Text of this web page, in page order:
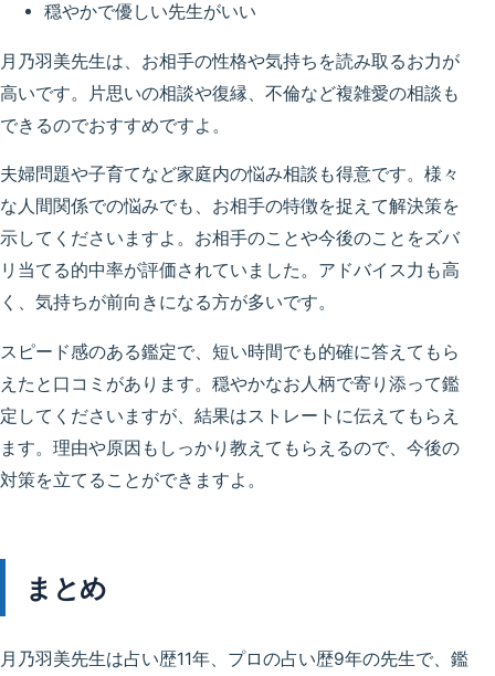
穏やかで優しい先生がいい
月乃羽美先生は、お相手の性格や気持ちを読み取るお力が
高いです。片思いの相談や復縁、不倫など複雑愛の相談も
できるのでおすすめですよ。
夫婦問題や子育てなど家庭内の悩み相談も得意です。様々
な人間関係での悩みでも、お相手の特徴を捉えて解決策を
示してくださいますよ。お相手のことや今後のことをズバ
リ当てる的中率が評価されていました。アドバイス力も高
く、気持ちが前向きになる方が多いです。
スピード感のある鑑定で、短い時間でも的確に答えてもら
えたと口コミがあります。穏やかなお人柄で寄り添って鑑
定してくださいますが、結果はストレートに伝えてもらえ
ます。理由や原因もしっかり教えてもらえるので、今後の
対策を立てることができますよ。
まとめ
月乃羽美先生は占い歴11年、プロの占い歴9年の先生で、鑑